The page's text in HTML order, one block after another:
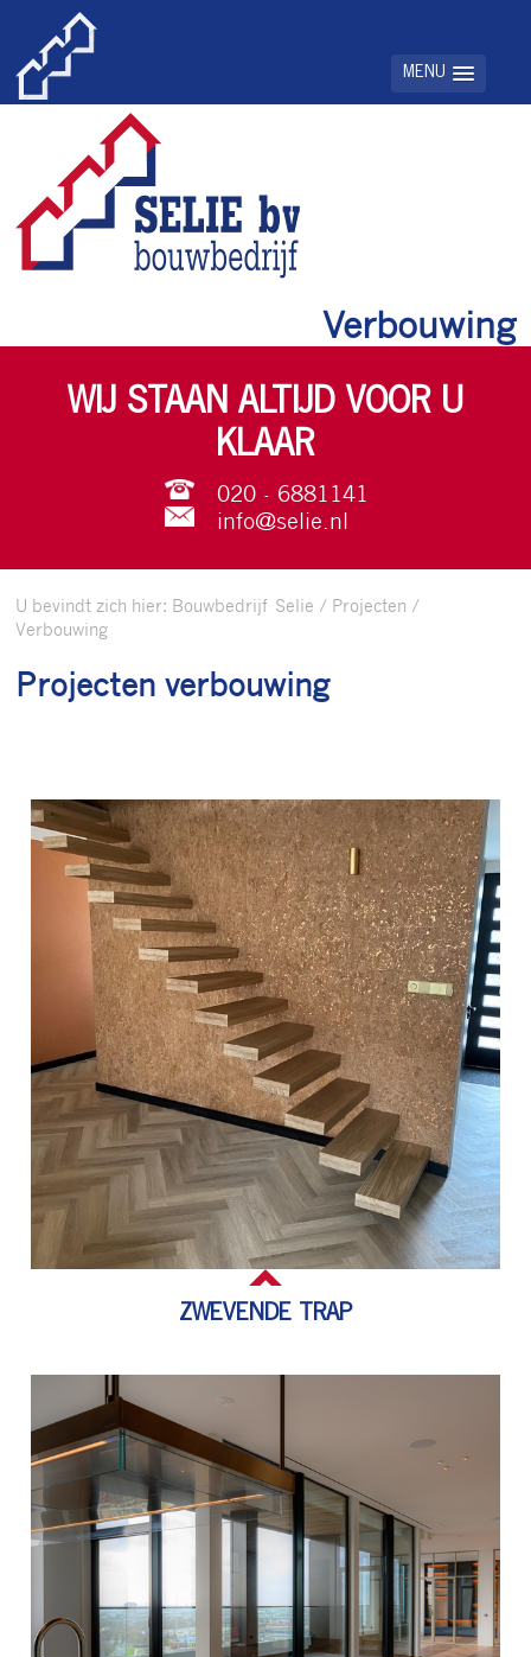
Verbouwing
WIJ STAAN ALTIJD VOOR U
KLAAR
020 - 6881141
info@selie.nl
U bevindt zich hier: Bouwbedrijf Selie / Projecten /
Verbouwing
Projecten verbouwing
ZWEVENDE TRAP